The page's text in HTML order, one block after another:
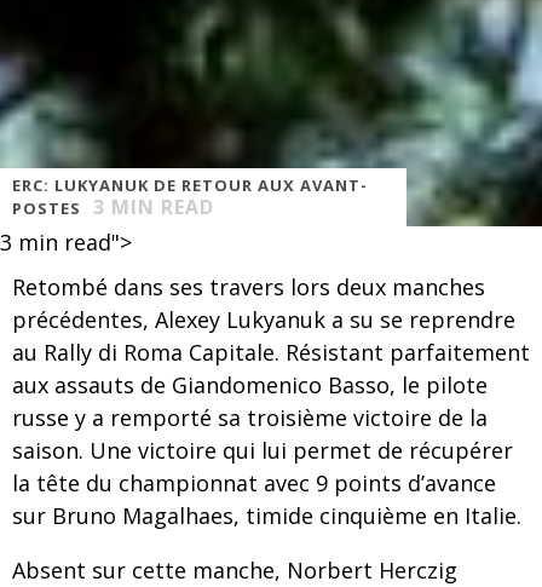
ERC: LUKYANUK DE RETOUR AUX AVANT-
POSTES
3 MIN READ
3 min read">
Retombé dans ses travers lors deux manches
précédentes, Alexey Lukyanuk a su se reprendre
au Rally di Roma Capitale. Résistant parfaitement
aux assauts de Giandomenico Basso, le pilote
russe y a remporté sa troisième victoire de la
saison. Une victoire qui lui permet de récupérer
la tête du championnat avec 9 points d’avance
sur Bruno Magalhaes, timide cinquième en Italie.
Absent sur cette manche, Norbert Herczig